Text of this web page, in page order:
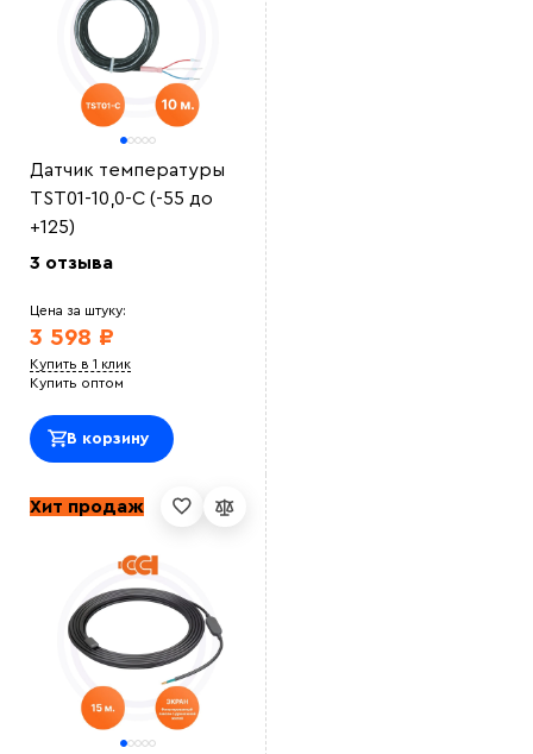
Датчик температуры
TST01-10,0-С (-55 до
+125)
3 отзыва
Цена за штуку:
3 598 ₽
Купить в 1 клик
Купить оптом
В корзину
Хит продаж